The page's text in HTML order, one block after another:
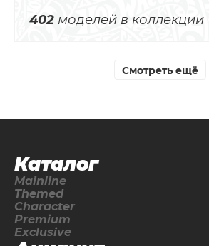
402 моделей в коллекции
Смотреть ещё
Каталог
Mainline
Themed
Character
Premium
Exclusive